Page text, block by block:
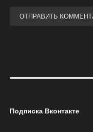
Подписка Вконтакте